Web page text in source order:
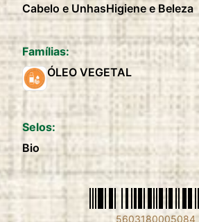
Cabelo e UnhasHigiene e Beleza
Famílias:
ÓLEO VEGETAL
Selos:
Bio
5603180005084